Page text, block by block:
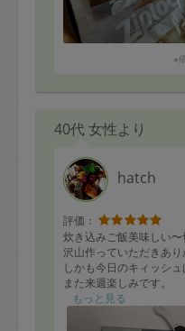
※
40代 女性より
hatch
評価：
炊き込みご飯美味しい
沢山作っていただきあり
しかも今日のキィッシ
また来週楽しみです。
もっと見る